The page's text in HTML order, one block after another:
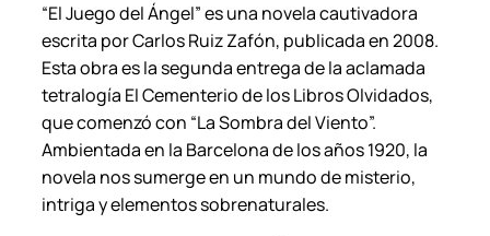
R
u
í
z
Z
a
f
ó
“El Juego del Ángel” es una novela cautivadora
escrita por Carlos Ruiz Zafón, publicada en 2008.
Esta obra es la segunda entrega de la aclamada
tetralogía El Cementerio de los Libros Olvidados,
que comenzó con “La Sombra del Viento”.
Ambientada en la Barcelona de los años 1920, la
novela nos sumerge en un mundo de misterio,
intriga y elementos sobrenaturales.